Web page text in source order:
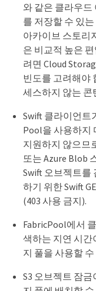
와 같은 클라우
를 저장할 수 있
아카이브 스토리
은 비교적 높은
려면 Cloud
빈도를 고려해야
세스하지 않는 콘
Swift 클라이언트
Pool을 사용하지
지원하지 않으므
또는 Azure Blob
Swift 오브젝트를
하기 위한 Swift
(403 사용 금지).
FabricPool에서
색하는 지연 시간
지 풀을 사용할
S3 오브젝트 잠